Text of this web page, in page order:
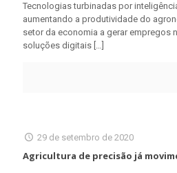
Tecnologias turbinadas por
aumentando a produtividade do
setor da economia a gerar empregos
soluções digitais […]
29 de setembro de 2020
Agricultura de precisão já